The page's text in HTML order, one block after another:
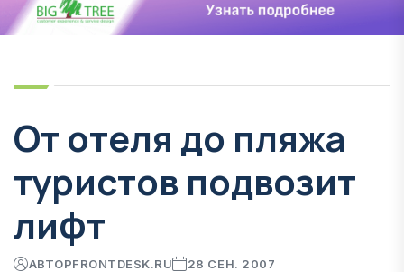
От отеля до пляжа
туристов подвозит
лифт
АВТОРFRONTDESK.RU 28 СЕН. 2007